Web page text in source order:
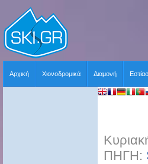
Αρχική Χιονοδρομικά Διαμονή
ΠΗΓΗ: